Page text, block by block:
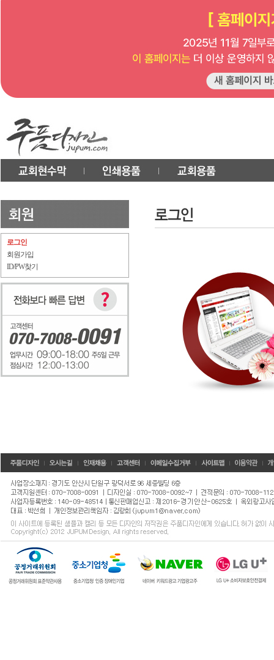
로그인
회원가입
ID/PW찾기